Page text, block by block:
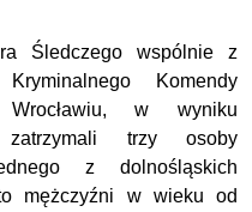
Śledczego wspólnie z
Komendy
w wyniku
zatrzymali trzy osoby
z dolnośląskich
mężczyźni w wieku od